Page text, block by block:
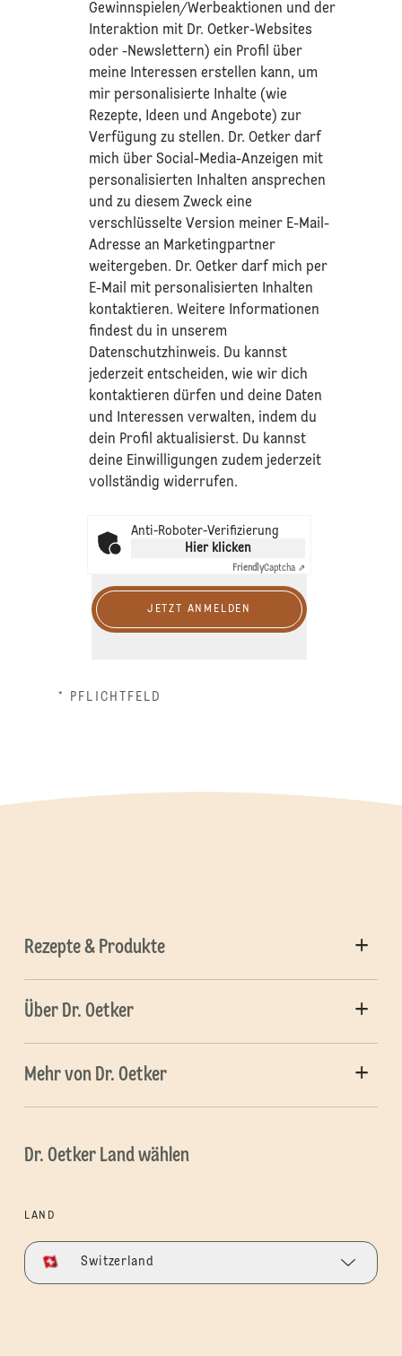
Gewinnspielen/Werbeaktionen und der
Interaktion mit Dr. Oetker-Websites
oder -Newslettern) ein Profil über
meine Interessen erstellen kann, um
mir personalisierte Inhalte (wie
Rezepte, Ideen und Angebote) zur
Verfügung zu stellen. Dr. Oetker darf
mich über Social-Media-Anzeigen mit
personalisierten Inhalten ansprechen
und zu diesem Zweck eine
verschlüsselte Version meiner E-Mail-
Adresse an Marketingpartner
weitergeben. Dr. Oetker darf mich per
E-Mail mit personalisierten Inhalten
kontaktieren. Weitere Informationen
findest du in unserem
Datenschutzhinweis. Du kannst
jederzeit entscheiden, wie wir dich
kontaktieren dürfen und deine Daten
und Interessen verwalten, indem du
dein Profil aktualisierst. Du kannst
deine Einwilligungen zudem jederzeit
vollständig widerrufen.
Anti-Roboter-Verifizierung
Hier klicken
FriendlyCaptcha ⇗
JETZT ANMELDEN
* PFLICHTFELD
Rezepte & Produkte
Über Dr. Oetker
Mehr von Dr. Oetker
Dr. Oetker Land wählen
LAND
Switzerland